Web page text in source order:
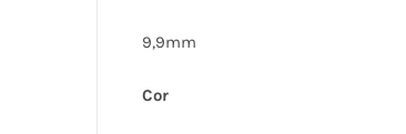
9,9mm
Cor